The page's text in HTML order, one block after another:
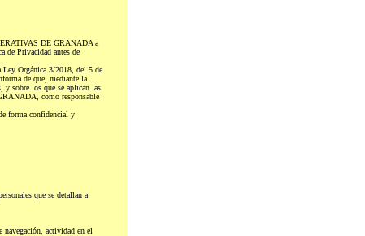
DE GRANADA a
de Privacidad antes de
Orgánica 3/2018, del 5 de
de que, mediante la
y sobre los que se aplican las
como responsable
forma confidencial y
que se detallan a
actividad en el